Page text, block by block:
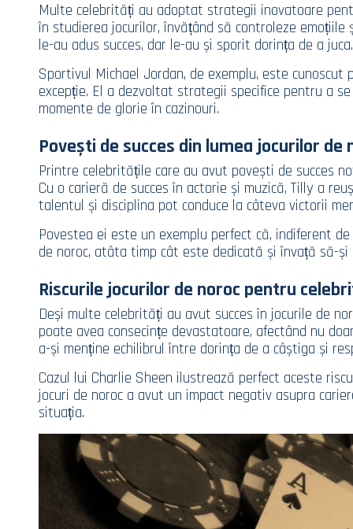
Multe celebrități au adoptat strategii inovatoare
în studierea jocurilor, învățând să controleze
le-au adus succes, dar le-au și sporit dorința de a juca.
Sportivul Michael Jordan, de exemplu, este
excepție. El a dezvoltat strategii specifice pentru a
momente de glorie în cazinouri.
Povești de succes din lumea jocurilor de
Printre celebritățile care au avut povești de succes
Cu o carieră de succes în actorie și muzică, Tilly a
talentul și disciplina pot conduce la câteva victorii
Povestea ei este un exemplu perfect că, indiferent
de noroc, atâta timp cât este dedicată și învață să-și
Riscurile jocurilor de noroc pentru
Deși multe celebrități au avut succes în jocurile de
poate avea consecințe devastatoare, afectând nu
a-și menține echilibrul între dorința de a câștiga și
Cazul lui Charlie Sheen ilustrează perfect aceste
jocuri de noroc a avut un impact negativ asupra
situația.